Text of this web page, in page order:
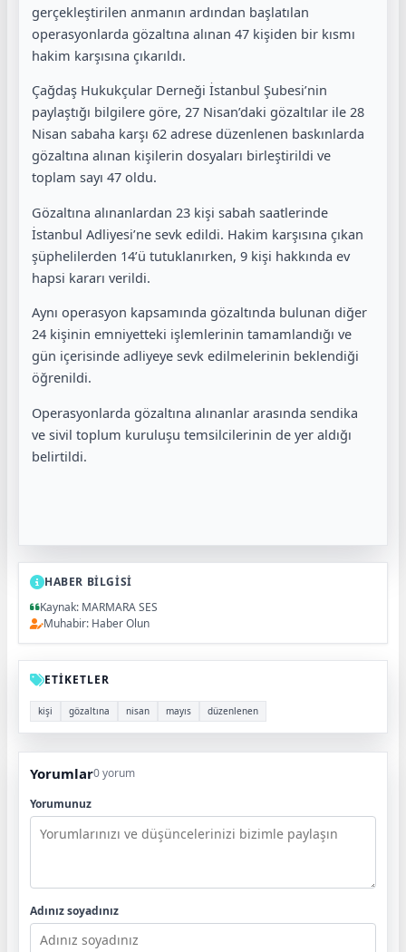
gerçekleştirilen anmanın ardından başlatılan
operasyonlarda gözaltına alınan 47 kişiden bir kısmı
hakim karşısına çıkarıldı.
Çağdaş Hukukçular Derneği İstanbul Şubesi’nin
paylaştığı bilgilere göre, 27 Nisan’daki gözaltılar ile 28
Nisan sabaha karşı 62 adrese düzenlenen baskınlarda
gözaltına alınan kişilerin dosyaları birleştirildi ve
toplam sayı 47 oldu.
Gözaltına alınanlardan 23 kişi sabah saatlerinde
İstanbul Adliyesi’ne sevk edildi. Hakim karşısına çıkan
şüphelilerden 14’ü tutuklanırken, 9 kişi hakkında ev
hapsi kararı verildi.
Aynı operasyon kapsamında gözaltında bulunan diğer
24 kişinin emniyetteki işlemlerinin tamamlandığı ve
gün içerisinde adliyeye sevk edilmelerinin beklendiği
öğrenildi.
Operasyonlarda gözaltına alınanlar arasında sendika
ve sivil toplum kuruluşu temsilcilerinin de yer aldığı
belirtildi.
HABER BİLGİSİ
Kaynak: MARMARA SES
Muhabir: Haber Olun
ETİKETLER
kişi gözaltına nisan mayıs düzenlenen
Yorumlar0 yorum
Yorumunuz
Adınız soyadınız